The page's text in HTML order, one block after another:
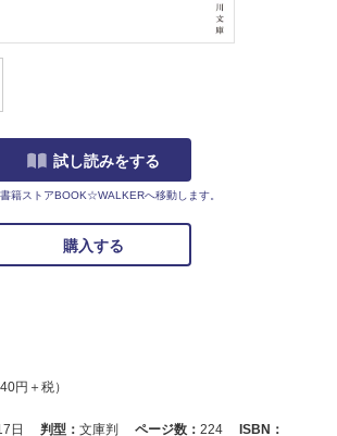
試し読みをする
籍ストアBOOK☆WALKERへ移動します。
購入する
円＋税）
日 判型： 文庫判 ページ数： 224
ISBN：